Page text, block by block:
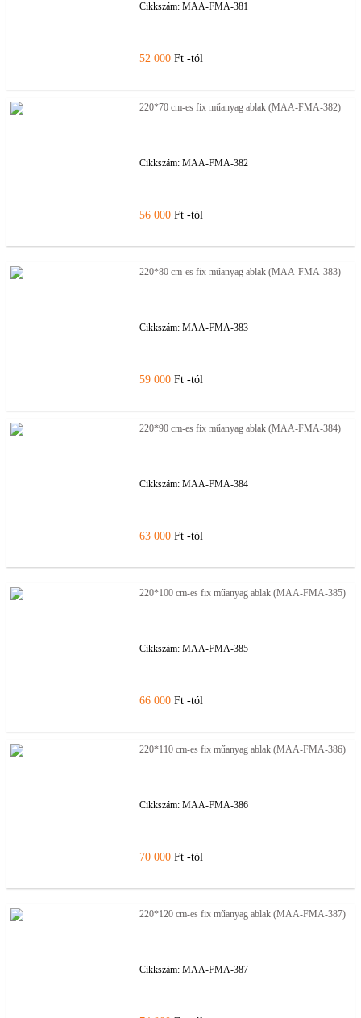
Cikkszám: MAA-FMA-381
52 000 Ft -tól
220*70 cm-es fix műanyag ablak (MAA-FMA-382)
Cikkszám: MAA-FMA-382
56 000 Ft -tól
220*80 cm-es fix műanyag ablak (MAA-FMA-383)
Cikkszám: MAA-FMA-383
59 000 Ft -tól
220*90 cm-es fix műanyag ablak (MAA-FMA-384)
Cikkszám: MAA-FMA-384
63 000 Ft -tól
220*100 cm-es fix műanyag ablak (MAA-FMA-385)
Cikkszám: MAA-FMA-385
66 000 Ft -tól
220*110 cm-es fix műanyag ablak (MAA-FMA-386)
Cikkszám: MAA-FMA-386
70 000 Ft -tól
220*120 cm-es fix műanyag ablak (MAA-FMA-387)
Cikkszám: MAA-FMA-387